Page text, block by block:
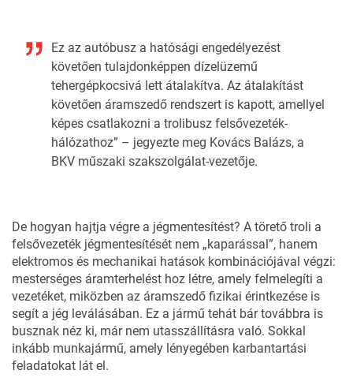
Ez az autóbusz a hatósági engedélyezést
követően tulajdonképpen dízelüzemű
tehergépkocsivá lett átalakítva. Az átalakítást
követően áramszedő rendszert is kapott, amellyel
képes csatlakozni a trolibusz felsővezeték-
hálózathoz” – jegyezte meg Kovács Balázs, a
BKV műszaki szakszolgálat-vezetője.
De hogyan hajtja végre a jégmentesítést? A törető troli a
felsővezeték jégmentesítését nem „kaparással”, hanem
elektromos és mechanikai hatások kombinációjával végzi:
mesterséges áramterhelést hoz létre, amely felmelegíti a
vezetéket, miközben az áramszedő fizikai érintkezése is
segít a jég leválásában. Ez a jármű tehát bár továbbra is
busznak néz ki, már nem utasszállításra való. Sokkal
inkább munkajármű, amely lényegében karbantartási
feladatokat lát el.